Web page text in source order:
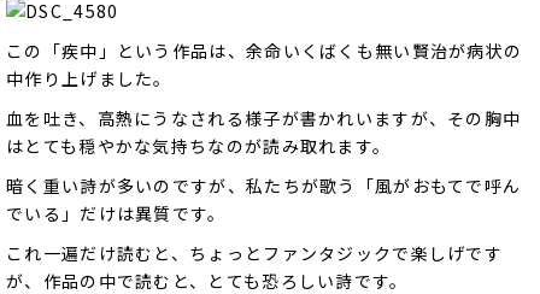
この「疾中」という作品は、余命いくばくも無い賢治が病状の
中作り上げました。
血を吐き、高熱にうなされる様子が書かれいますが、その胸中
はとても穏やかな気持ちなのが読み取れます。
暗く重い詩が多いのですが、私たちが歌う「風がおもてで呼ん
でいる」だけは異質です。
これ一遍だけ読むと、ちょっとファンタジックで楽しげです
が、作品の中で読むと、とても恐ろしい詩です。